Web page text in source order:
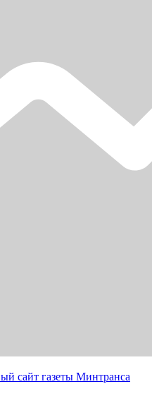
сайт газеты Минтранса